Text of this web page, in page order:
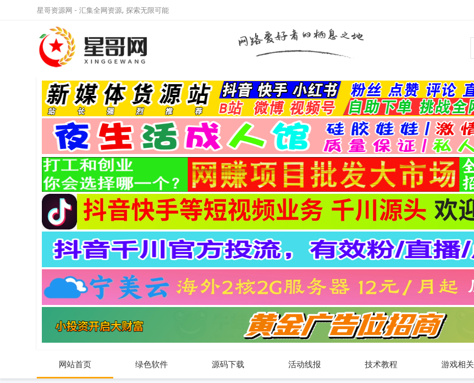
星哥资源网 - 汇集全网资源, 探索无限可能
网站首页 绿色软件 源码下载 活动线报 技术教程 游戏相关